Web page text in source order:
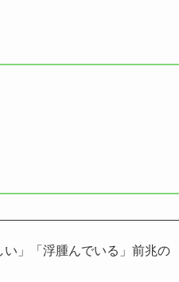
」「浮腫んでいる」前兆の